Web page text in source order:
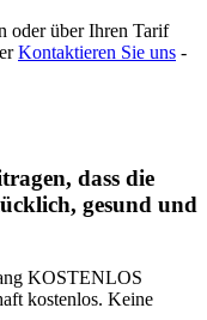
oder über Ihren Tarif
Kontaktieren Sie uns -
dass die
gesund und
KOSTENLOS
kostenlos. Keine